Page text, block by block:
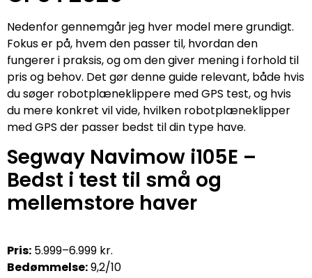
Nedenfor gennemgår jeg hver model mere grundigt.
Fokus er på, hvem den passer til, hvordan den
fungerer i praksis, og om den giver mening i forhold til
pris og behov. Det gør denne guide relevant, både hvis
du søger robotplæneklippere med GPS test, og hvis
du mere konkret vil vide, hvilken robotplæneklipper
med GPS der passer bedst til din type have.
Segway Navimow i105E –
Bedst i test til små og
mellemstore haver
Pris: 5.999–6.999 kr.
Bedømmelse:9,2/10